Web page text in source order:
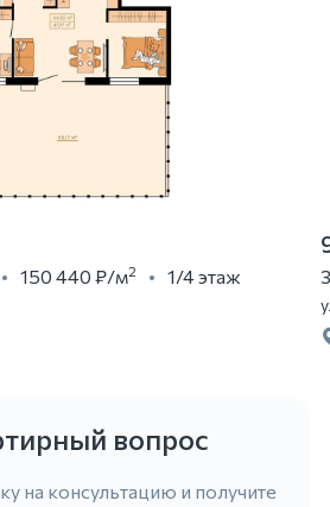
150 440 ₽/м2 1/4 этаж
вопрос
на консультацию и получите